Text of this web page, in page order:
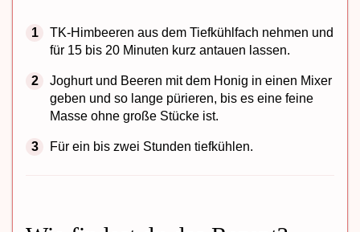
TK-Himbeeren aus dem Tiefkühlfach nehmen und
für 15 bis 20 Minuten kurz antauen lassen.
Joghurt und Beeren mit dem Honig in einen Mixer
geben und so lange pürieren, bis es eine feine
Masse ohne große Stücke ist.
Für ein bis zwei Stunden tiefkühlen.